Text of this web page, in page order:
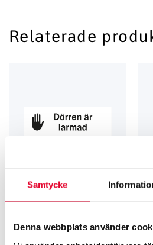
Samtycke
Denna webbplats använder
Relaterade
mm